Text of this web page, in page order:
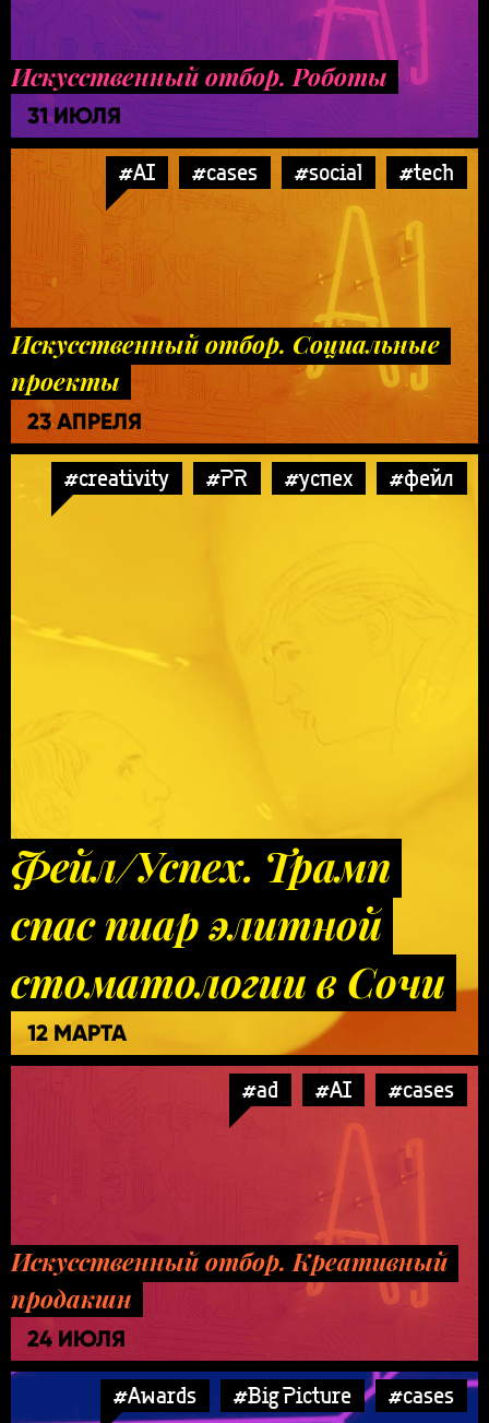
Искусственный отбор. Роботы
31 ИЮЛЯ
#AI #cases #social #tech
Искусственный отбор. Социальные
проекты
23 АПРЕЛЯ
#creativity #PR #успех #фейл
Фейл/Успех. Трамп
спас пиар элитной
стоматологии в Сочи
12 МАРТА
#ad #AI #cases
Искусственный отбор. Креативный
продакшн
24 ИЮЛЯ
#Awards #Big Picture #cases